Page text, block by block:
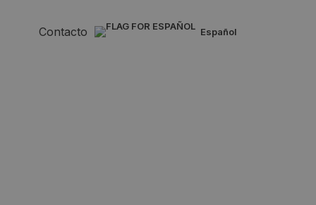
Contacto español